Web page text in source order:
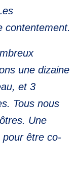
contentement.
une dizaine
et 3
Tous nous
Une
être co-